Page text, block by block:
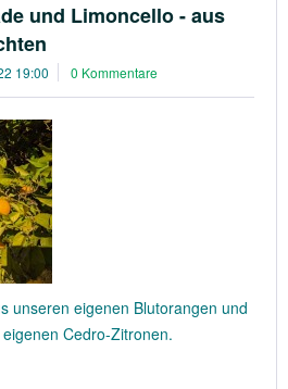
und Limoncello - aus
19:00 0 Kommentare
unseren eigenen Blutorangen und
Cedro-Zitronen.